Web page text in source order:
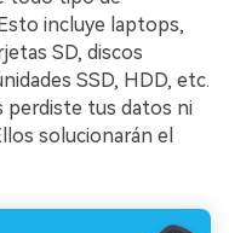
incluye laptops,
SD, discos
SSD, HDD, etc.
perdiste tus datos ni
solucionarán el